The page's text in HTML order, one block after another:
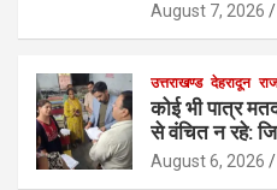
August 7, 2026
उत्तराखण्ड देहरादून
कोई भी पात्र
से वंचित न रहे:
August 6, 2026